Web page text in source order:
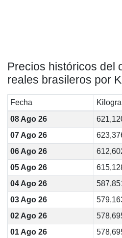
Precios históricos del
reales brasileros por
Fecha
08 Ago 26
07 Ago 26
06 Ago 26
05 Ago 26
04 Ago 26
03 Ago 26
02 Ago 26
01 Ago 26